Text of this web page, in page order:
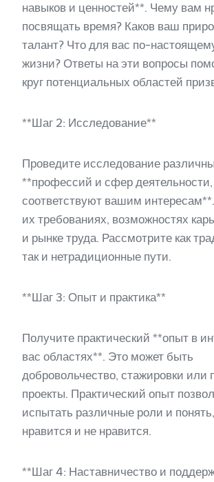
навыков и ценностей**. Чему вам
посвящать время? Каков ваш
талант? Что для вас по-
жизни? Ответы на эти вопросы
круг потенциальных областей
**Шаг 2: Исследование**
Проведите исследование
**профессий и сфер деятельности,
соответствуют вашим
их требованиях, возможностях
и рынке труда. Рассмотрите как
так и нетрадиционные пути.
**Шаг 3: Опыт и практика**
Получите практический **опыт в
вас областях**. Это может быть
добровольчество, стажировки или
проекты. Практический опыт
испытать различные роли и
нравится и не нравится.
**Шаг 4: Наставничество и